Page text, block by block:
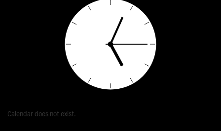
Calendar does not exist.